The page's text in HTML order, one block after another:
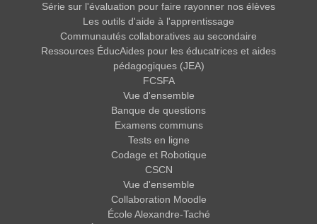
Série sur l'évaluation pour faire rayonner nos élèves
Les outils d'aide à l'apprentissage
Communautés collaboratives au secondaire
Ressources ÉducAides pour les éducatrices et aides
pédagogiques (JEA)
FCSFA
Vue d'ensemble
Banque de questions
Examens communs
Tests en ligne
Codage et Robotique
CSCN
Vue d'ensemble
Collaboration Moodle
École Alexandre-Taché